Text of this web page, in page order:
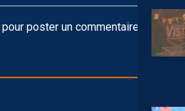
poster un commentaire